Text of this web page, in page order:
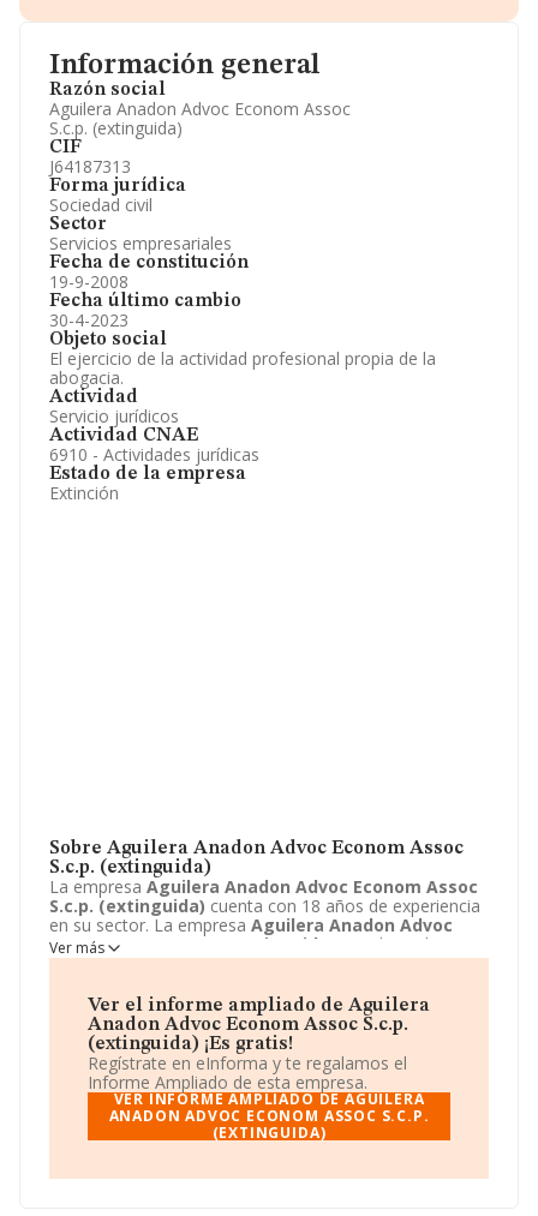
Información general
Razón social
Aguilera Anadon Advoc Econom Assoc
S.c.p. (extinguida)
CIF
J64187313
Forma jurídica
Sociedad civil
Sector
Servicios empresariales
Fecha de constitución
19-9-2008
Fecha último cambio
30-4-2023
Objeto social
El ejercicio de la actividad profesional propia de la
abogacia.
Actividad
Servicio jurídicos
Actividad CNAE
6910 - Actividades jurídicas
Estado de la empresa
Extinción
Sobre Aguilera Anadon Advoc Econom Assoc
S.c.p. (extinguida)
La empresa Aguilera Anadon Advoc Econom Assoc
S.c.p. (extinguida) cuenta con 18 años de experiencia
en su sector. La empresa Aguilera Anadon Advoc
Econom Assoc S.c.p. (extinguida)
con domicilio en
Calle Provença, 275 - EN 2, Barcelona, Barcelona. Su
La empresa Aguilera Anadon Advoc Econom Assoc
S.c.p. (extinguida)está inscrita como Sociedad civil.
Ver más
Ver el informe ampliado de Aguilera
Anadon Advoc Econom Assoc S.c.p.
(extinguida) ¡Es gratis!
Regístrate en eInforma y te regalamos el
Informe Ampliado de esta empresa.
VER INFORME AMPLIADO DE AGUILERA
ANADON ADVOC ECONOM ASSOC S.C.P.
(EXTINGUIDA)
Accionistas.
Artículos de prensa publicados sobre la empresa.
Información oficial y registral complementaria.